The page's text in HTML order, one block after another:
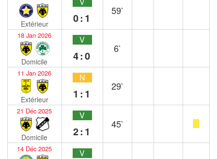
Extérieur 0:1
59`
18 Jan 2026
Domicile
V
4:0
6`
11 Jan 2026
Extérieur
N
1:1
29`
21 Déc 2025
Domicile
V
2:1
45`
14 Déc 2025 V